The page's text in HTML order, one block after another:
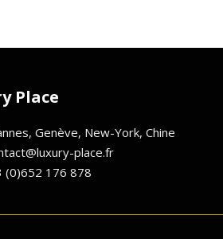
Place
Genève, New-York, Chine
place.fr
(0)652 176 878